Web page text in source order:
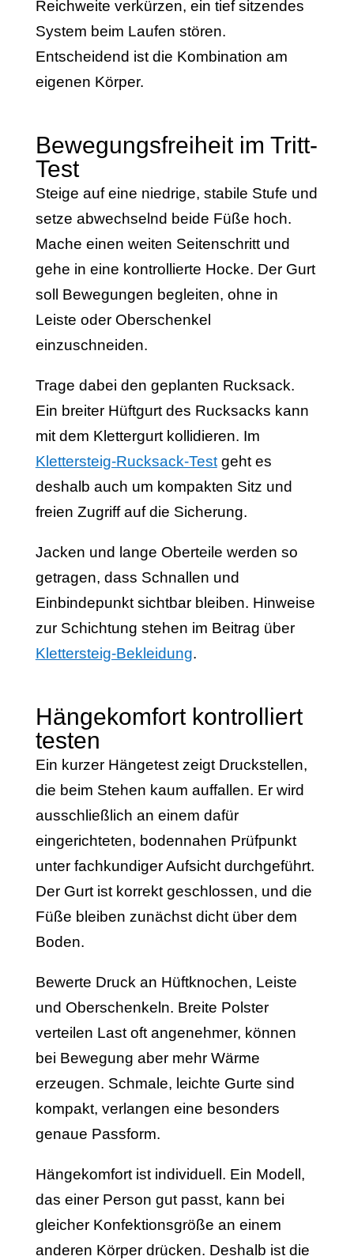
Reichweite verkürzen, ein tief sitzendes
System beim Laufen stören.
Entscheidend ist die Kombination am
eigenen Körper.
Bewegungsfreiheit im Tritt-
Test
Steige auf eine niedrige, stabile Stufe und
setze abwechselnd beide Füße hoch.
Mache einen weiten Seitenschritt und
gehe in eine kontrollierte Hocke. Der Gurt
soll Bewegungen begleiten, ohne in
Leiste oder Oberschenkel
einzuschneiden.
Trage dabei den geplanten Rucksack.
Ein breiter Hüftgurt des Rucksacks kann
mit dem Klettergurt kollidieren. Im
Klettersteig-Rucksack-Testgeht es
deshalb auch um kompakten Sitz und
freien Zugriff auf die Sicherung.
Jacken und lange Oberteile werden so
getragen, dass Schnallen und
Einbindepunkt sichtbar bleiben. Hinweise
zur Schichtung stehen im Beitrag über
Klettersteig-Bekleidung.
Hängekomfort kontrolliert
testen
Ein kurzer Hängetest zeigt Druckstellen,
die beim Stehen kaum auffallen. Er wird
ausschließlich an einem dafür
eingerichteten, bodennahen Prüfpunkt
unter fachkundiger Aufsicht durchgeführt.
Der Gurt ist korrekt geschlossen, und die
Füße bleiben zunächst dicht über dem
Boden.
Bewerte Druck an Hüftknochen, Leiste
und Oberschenkeln. Breite Polster
verteilen Last oft angenehmer, können
bei Bewegung aber mehr Wärme
erzeugen. Schmale, leichte Gurte sind
kompakt, verlangen eine besonders
genaue Passform.
Hängekomfort ist individuell. Ein Modell,
das einer Person gut passt, kann bei
gleicher Konfektionsgröße an einem
anderen Körper drücken. Deshalb ist die